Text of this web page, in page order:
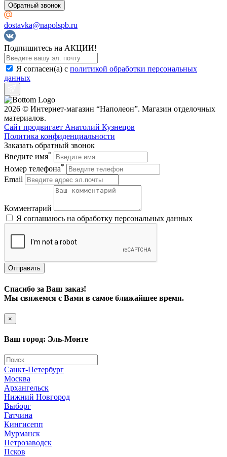
Обратный звонок
dostavka@napolspb.ru
Подпишитесь на АКЦИИ!
Я согласен(a) с политикой обработки персональных
данных
2026 © Интернет-магазин “Наполеон”. Магазин отделочных
материалов.
Сайт продвигает Анатолий Кузнецов
Политика конфиденциальности
Заказать обратный звонок
Введите имя*
Номер телефона*
Email
Комментарий
Я соглашаюсь на обработку персональных данных
Отправить
Спасибо за Ваш заказ!
Мы свяжемся с Вами в самое ближайшее время.
×
Ваш город: Эль-Монте
Санкт-Петербург
Москва
Архангельск
Нижний Новгород
Выборг
Гатчина
Кингисепп
Мурманск
Петрозаводск
Псков